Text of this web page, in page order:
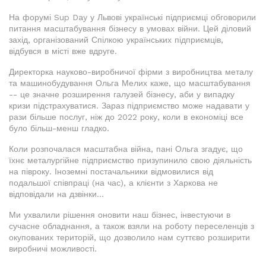
На форумі Sup Day у Львові українські підприємці обговорили
питання масштабування бізнесу в умовах війни. Цей діловий
захід, організований Спілкою українських підприємців,
відбувся в місті вже вдруге.
Директорка науково-виробничої фірми з виробництва металу
та машинобудування Ольга Мелих каже, що масштабування
-- це значне розширення галузей бізнесу, аби у випадку
кризи підстрахуватися. Зараз підприємство може надавати у
рази більше послуг, ніж до 2022 року, коли в економіці все
було більш-менш гладко.
Коли розпочалася масштабна війна, пані Ольга згадує, що
їхнє металургійне підприємство призупинило свою діяльність
на півроку. Іноземні постачальники відмовилися від
подальшої співпраці (на час), а клієнти з Харкова не
відповідали на дзвінки...
Ми ухвалили рішення оновити наш бізнес, інвестуючи в
сучасне обладнання, а також взяли на роботу переселенців з
окупованих територій, що дозволило нам суттєво розширити
виробничі можливості.